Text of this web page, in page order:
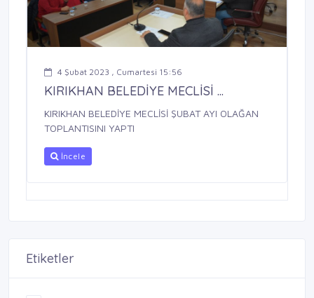
4 Şubat 2023 , Cumartesi 15:56
KIRIKHAN BELEDİYE MECLİSİ ...
KIRIKHAN BELEDİYE MECLİSİ ŞUBAT AYI OLAĞAN
TOPLANTISINI YAPTI
İncele
Etiketler